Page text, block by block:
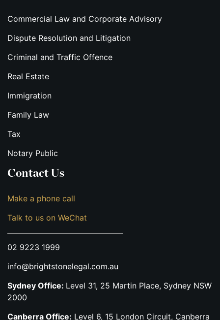
Commercial Law and Corporate Advisory
Dispute Resolution and Litigation
Criminal and Traffic Offence
Real Estate
Immigration
Family Law
Tax
Notary Public
Contact Us
Make a phone call
Talk to us on WeChat
02 9223 1999
info@brightstonelegal.com.au
Sydney Office: Level 31, 25 Martin Place, Sydney NSW
2000
Canberra Office: Level 6, 15 London Circuit, Canberra